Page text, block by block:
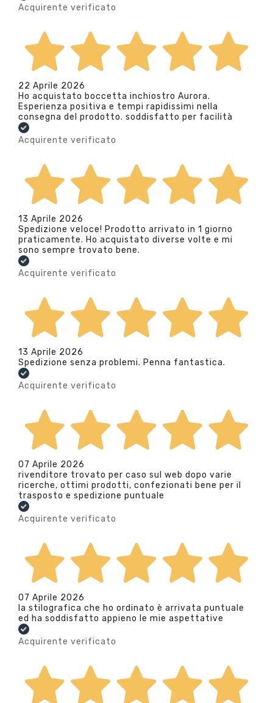
Acquirente verificato
22 Aprile 2026
Ho acquistato boccetta inchiostro Aurora.
Esperienza positiva e tempi rapidissimi nella
consegna del prodotto. soddisfatto per facilità
Acquirente verificato
13 Aprile 2026
Spedizione veloce! Prodotto arrivato in 1 giorno
praticamente. Ho acquistato diverse volte e mi
sono sempre trovato bene.
Acquirente verificato
13 Aprile 2026
Spedizione senza problemi. Penna fantastica.
Acquirente verificato
07 Aprile 2026
rivenditore trovato per caso sul web dopo varie
ricerche, ottimi prodotti, confezionati bene per il
trasposto e spedizione puntuale
Acquirente verificato
07 Aprile 2026
la stilografica che ho ordinato è arrivata puntuale
ed ha soddisfatto appieno le mie aspettative
Acquirente verificato